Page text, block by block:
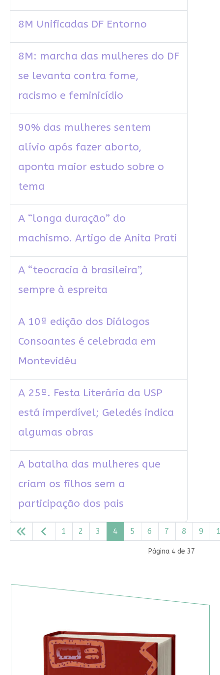
8M Unificadas DF Entorno
8M: marcha das mulheres do DF
se levanta contra fome,
racismo e feminicídio
90% das mulheres sentem
alívio após fazer aborto,
aponta maior estudo sobre o
tema
A “longa duração” do
machismo. Artigo de Anita Prati
A “teocracia à brasileira”,
sempre à espreita
A 10ª edição dos Diálogos
Consoantes é celebrada em
Montevidéu
A 25ª. Festa Literária da USP
está imperdível; Geledés indica
algumas obras
A batalha das mulheres que
criam os filhos sem a
participação dos pais
Página 4 de 37
1 2 3 4 5 6 7 8 9